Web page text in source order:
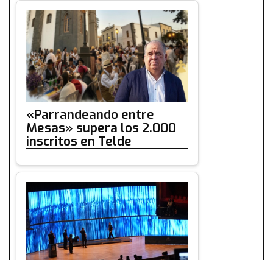
«Parrandeando entre
Mesas» supera los 2.000
inscritos en Telde